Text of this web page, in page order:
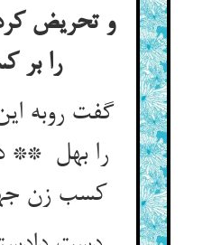
و تحریض
را بر کسب
گفت روبه
را بهل **